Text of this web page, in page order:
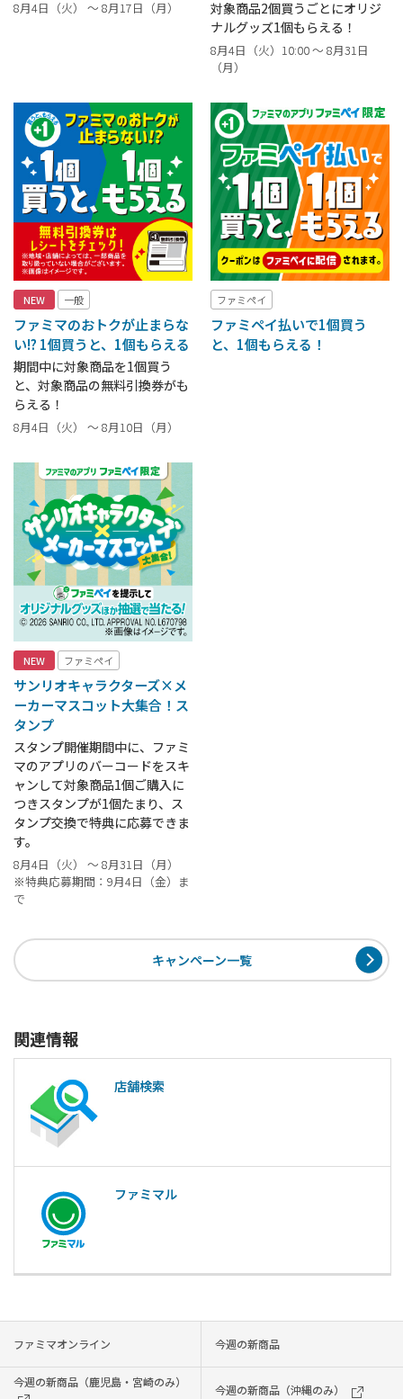
8月4日（火） ～ 8月17日（月）
対象商品2個買うごとにオリジ
ナルグッズ1個もらえる！
8月4日（火）10:00 ～ 8月31日
（月）
NEW 一般
ファミマのおトクが止まらな
い!? 1個買うと、1個もらえる
期間中に対象商品を1個買う
と、対象商品の無料引換券がも
らえる！
8月4日（火） ～ 8月10日（月）
ファミペイ
ファミペイ払いで1個買う
と、1個もらえる！
NEW ファミペイ
サンリオキャラクターズ×メ
ーカーマスコット大集合！ス
タンプ
スタンプ開催期間中に、ファミ
マのアプリのバーコードをスキ
ャンして対象商品1個ご購入に
つきスタンプが1個たまり、ス
タンプ交換で特典に応募できま
す。
8月4日（火） ～ 8月31日（月）
※特典応募期間：9月4日（金）ま
で
キャンペーン一覧
関連情報
店舗検索
ファミマル
ファミマオンライン 今週の新商品
今週の新商品（鹿児島・宮崎のみ）
今週の新商品（沖縄のみ）